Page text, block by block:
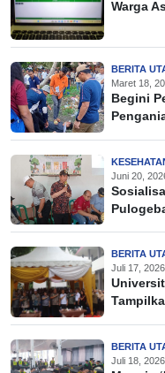
Warga
BERITA
Maret 18,
Begini
Juni 20,
BERITA
Juli 17, 2026
BERITA
Juli 18, 2026